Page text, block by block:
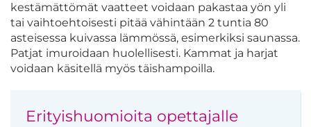
kestämättömät vaatteet voidaan pakastaa yön yli
tai vaihtoehtoisesti pitää vähintään 2 tuntia 80
asteisessa kuivassa lämmössä, esimerkiksi saunassa.
Patjat imuroidaan huolellisesti. Kammat ja harjat
voidaan käsitellä myös täishampoilla.
Erityishuomioita opettajalle